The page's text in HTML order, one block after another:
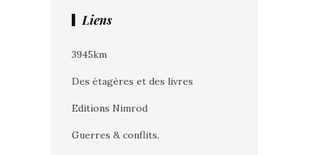
Liens
3945km
Des étagères et des livres
Editions Nimrod
Guerres & conflits.